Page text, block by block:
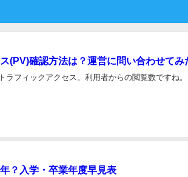
(PV)確認方法は？運営に問い合わせてみ
ラフィックアクセス。利用者からの閲覧数ですね
？入学・卒業年度早見表